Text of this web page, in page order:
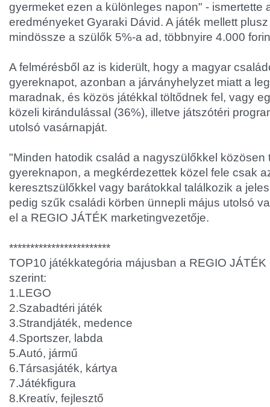
gyermeket ezen a különleges napon" - ismertette
eredményeket Gyaraki Dávid. A játék mellett
mindössze a szülők 5%-a ad, többnyire 4.000
A felmérésből az is kiderült, hogy a magyar
gyereknapot, azonban a járványhelyzet miatt a
maradnak, és közös játékkal töltődnek fel, vagy
közeli kirándulással (36%), illetve játszótéri
utolsó vasárnapját.
"Minden hatodik család a nagyszülőkkel közösen
gyereknapon, a megkérdezettek közel fele csak
keresztszülőkkel vagy barátokkal találkozik a
pedig szűk családi körben ünnepli május utolsó
el a REGIO JÁTÉK marketingvezetője.
************************
TOP10 játékkategória májusban a REGIO
szerint:
1.LEGO
2.Szabadtéri játék
3.Strandjáték, medence
4.Sportszer, labda
5.Autó, jármű
6.Társasjáték, kártya
7.Játékfigura
8.Kreatív, fejlesztő